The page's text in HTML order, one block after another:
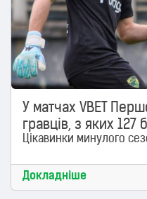
У матчах VBET
гравців, з яких
Цікавинки минулого
Докладніше